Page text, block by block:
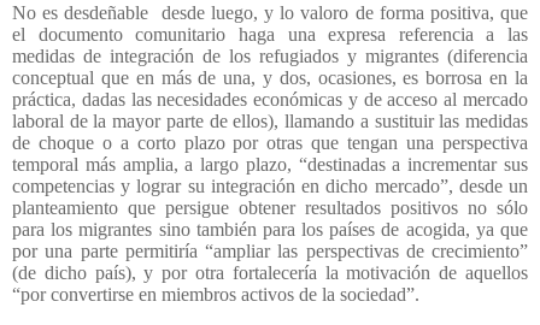
No es desdeñable
desde luego, y lo valoro de forma positiva, que
el documento comunitario haga una expresa referencia a las
medidas de integración de los refugiados y migrantes (diferencia
conceptual que en más de una, y dos, ocasiones, es borrosa en la
práctica, dadas las necesidades económicas y de acceso al mercado
laboral de la mayor parte de ellos), llamando a sustituir las medidas
de choque o a corto plazo por otras que tengan una perspectiva
temporal más amplia, a largo plazo, “destinadas a incrementar sus
competencias y lograr su integración en dicho mercado”, desde un
planteamiento que persigue obtener resultados positivos no sólo
para los migrantes sino también para los países de acogida, ya que
por una parte permitiría “ampliar las perspectivas de crecimiento”
(de dicho país), y por otra fortalecería la motivación de aquellos
“por convertirse en miembros activos de la sociedad”.